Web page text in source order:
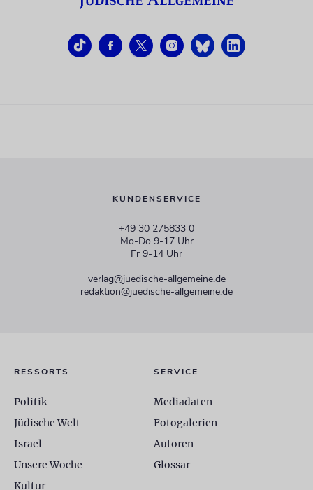
KUNDENSERVICE
+49 30 275833 0
Mo-Do 9-17 Uhr
Fr 9-14 Uhr
verlag@juedische-allgemeine.de
redaktion@juedische-allgemeine.de
RESSORTS
Politik
Jüdische Welt
Israel
Unsere Woche
Kultur
SERVICE
Mediadaten
Fotogalerien
Autoren
Glossar